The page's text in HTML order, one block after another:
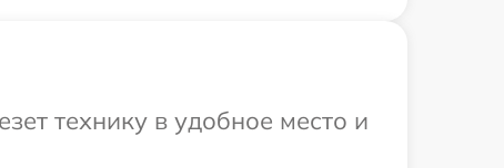
технику в удобное место и